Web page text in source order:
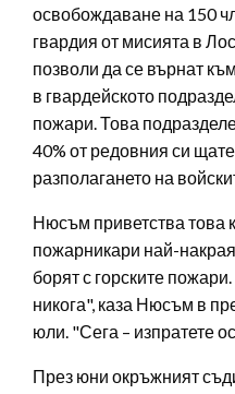
освобождаване на 150
гвардия от мисията в
позволи да се върнат
в гвардейското
пожари. Това
40% от редовния си
разполагането на
Нюсъм приветства това
пожарникари най-
борят с горските
никога", каза Нюсъм в
юли. "Сега – изпратете
През юни окръжният